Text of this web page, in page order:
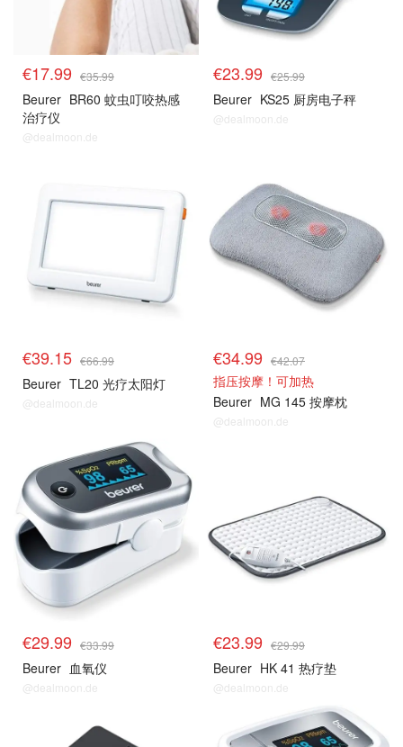
€17.99 €35.99
Beurer BR60 蚊虫叮咬热感
治疗仪
@dealmoon.de
€23.99 €25.99
Beurer KS25 厨房电子秤
@dealmoon.de
€39.15 €66.99
Beurer TL20 光疗太阳灯
@dealmoon.de
€34.99 €42.07
指压按摩！可加热
Beurer MG 145 按摩枕
@dealmoon.de
€29.99 €33.99
Beurer 血氧仪
@dealmoon.de
€23.99 €29.99
Beurer HK 41 热疗垫
@dealmoon.de